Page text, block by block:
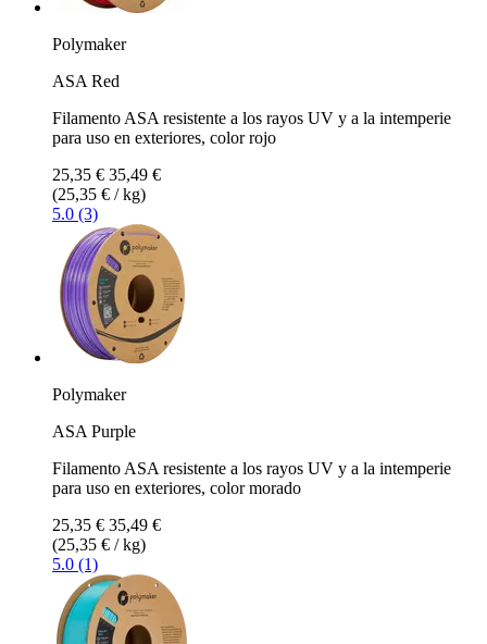
Polymaker
ASA Red
Filamento ASA resistente a los rayos UV y a la intemperie
para uso en exteriores, color rojo
25,35 € 35,49 €
(25,35 € / kg)
5.0 (3)
Polymaker
ASA Purple
Filamento ASA resistente a los rayos UV y a la intemperie
para uso en exteriores, color morado
25,35 € 35,49 €
(25,35 € / kg)
5.0 (1)